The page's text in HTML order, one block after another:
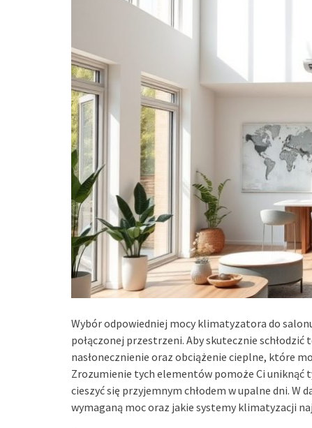
Wybór odpowiedniej mocy klimatyzatora do
połączonej przestrzeni. Aby skutecznie
nasłonecznienie oraz obciążenie cieplne, które
Zrozumienie tych elementów pomoże Ci uniknąć
cieszyć się przyjemnym chłodem w upalne dni. W
wymaganą moc oraz jakie systemy klimatyzacji